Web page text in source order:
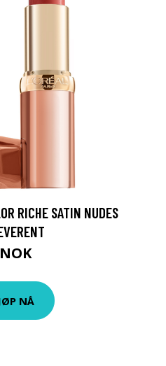
RICHE SATIN NUDES
NÅ